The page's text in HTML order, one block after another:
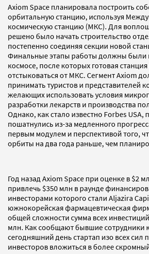
Axiom Space планировала построить
орбитальную станцию, используя
космическую станцию (МКС). Для
решено было начать строительство
постепенно соединяя секции новой
Финальные этапы работы должны были
космосе, после которых готовая
отстыковаться от МКС. Сегмент Axiom
принимать туристов и представителей
желающих использовать условия
разработки лекарств и производства
Однако, как стало известно Forbes
пошатнулись из-за медленного
первым модулем и перспективой того,
орбиты на два года раньше, чем
Год назад Axiom Space при оценке в $2
привлечь $350 млн в раунде
инвесторами которого стали Aljazira
южнокорейская фармацевтическая
общей сложности сумма всех
млн. Как сообщают бывшие сотрудники
сегодняшний день стартап изо всех сил
инвесторов вложиться в более